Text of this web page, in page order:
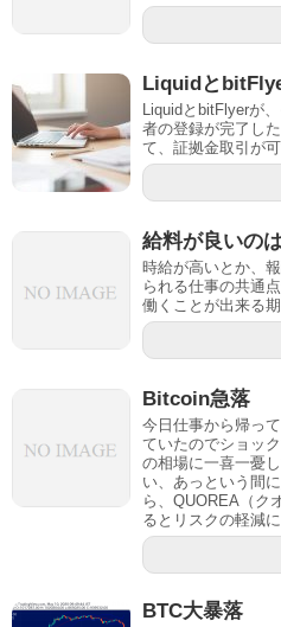
Liquidと
LiquidとbitFlyerが
者の登録が完了し
て、証拠金取引が
給料が良いの
時給が高いとか、
られる仕事の共通
働くことが出来る
Bitcoin急落
今日仕事から帰っ
ていたのでショッ
の相場に一喜一憂
い、あっという間
ら、QUOREA（ク
るとリスクの軽減
BTC大暴落